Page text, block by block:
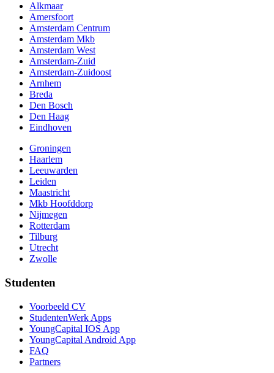
Alkmaar
Amersfoort
Amsterdam Centrum
Amsterdam Mkb
Amsterdam West
Amsterdam-Zuid
Amsterdam-Zuidoost
Arnhem
Breda
Den Bosch
Den Haag
Eindhoven
Groningen
Haarlem
Leeuwarden
Leiden
Maastricht
Mkb Hoofddorp
Nijmegen
Rotterdam
Tilburg
Utrecht
Zwolle
Studenten
Voorbeeld CV
StudentenWerk Apps
YoungCapital IOS App
YoungCapital Android App
FAQ
Partners